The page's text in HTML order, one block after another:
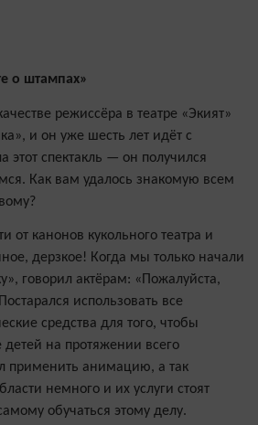
о штампах»
режиссёра в театре «Экият»
и он уже шесть лет идёт с
этот спектакль — он получился
Как вам удалось знакомую всем
от канонов кукольного театра и
дерзкое! Когда мы только начали
говорил актёрам: «Пожалуйста,
использовать все
средства для того, чтобы
на протяжении всего
применить анимацию, а так
немного и их услуги стоят
обучаться этому делу.